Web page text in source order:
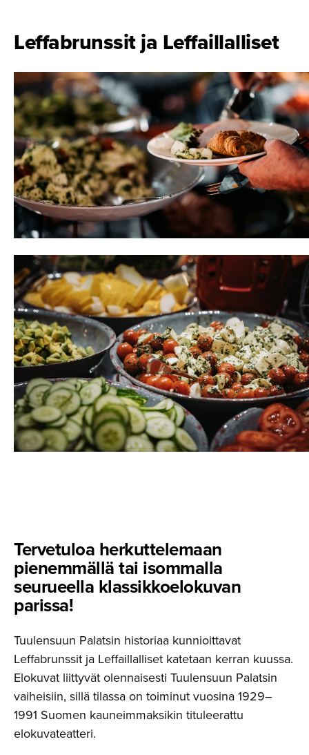
Leffabrunssit ja Leffaillalliset
Tervetuloa herkutte­lemaan
pienemmällä tai isommalla
seurueella klassikkoe­lo­kuvan
parissa!
Tuulensuun Palatsin historiaa kunnioittavat
Leffabrunssit ja Leffaillalliset katetaan kerran kuussa.
Elokuvat liittyvät olennaisesti Tuulensuun Palatsin
vaiheisiin, sillä tilassa on toiminut vuosina 1929–
1991 Suomen kauneimmaksikin tituleerattu
elokuvateatteri.